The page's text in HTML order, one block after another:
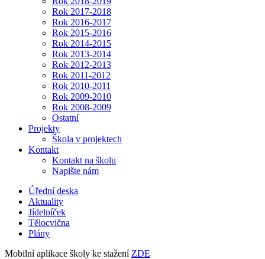
Rok 2017-2018
Rok 2016-2017
Rok 2015-2016
Rok 2014-2015
Rok 2013-2014
Rok 2012-2013
Rok 2011-2012
Rok 2010-2011
Rok 2009-2010
Rok 2008-2009
Ostatní
Projekty
Škola v projektech
Kontakt
Kontakt na školu
Napište nám
Úřední deska
Aktuality
Jídelníček
Tělocvična
Plány
Mobilní aplikace školy ke stažení ZDE